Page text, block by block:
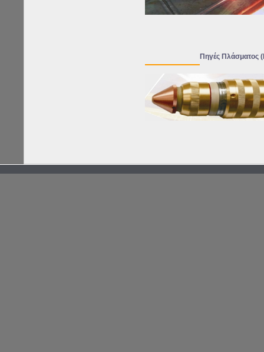
Πηγές Πλάσματος